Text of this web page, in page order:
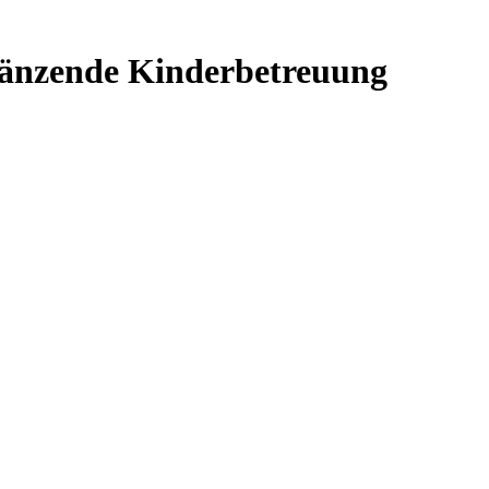
Kinderbetreuung